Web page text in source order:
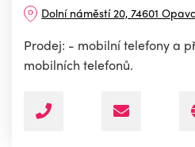
Dolní náměstí 20, 74601
Prodej: - mobilní telefony a
mobilních telefonů.